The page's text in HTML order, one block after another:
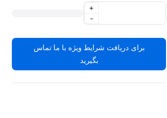
-
+
برای دریافت شرایط ویژه با ما تماس
بگیرید